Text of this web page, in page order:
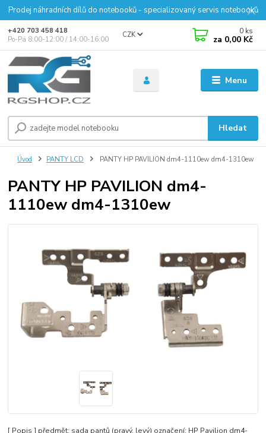
Prodej náhradních dílů do notebooků - specializovaný servis notebooků
Menu
CZK
Hledat
+420 703 458 418
Po-Pá 8:00-12:00 / 14:00-16:00
0 ks
za 0,00 Kč
Úvod PANTY LCD PANTY HP PAVILION dm4-1110ew dm4-1310ew
PANTY HP PAVILION dm4-
1110ew dm4-1310ew
[ Popis ] předmět: sada pantů (pravý, levý) označení: HP Pavilion dm4-